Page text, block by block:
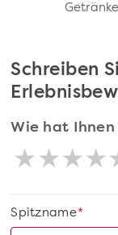
Schreiben
Wie hat Ihnen
*
Spitzname